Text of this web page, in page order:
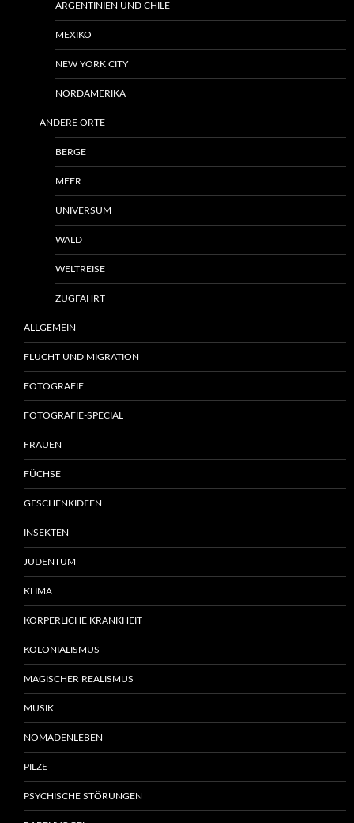
ARGENTINIEN UND CHILE
MEXIKO
NEW YORK CITY
NORDAMERIKA
ANDERE ORTE
BERGE
MEER
UNIVERSUM
WALD
WELTREISE
ZUGFAHRT
ALLGEMEIN
FLUCHT UND MIGRATION
FOTOGRAFIE
FOTOGRAFIE-SPECIAL
FRAUEN
FÜCHSE
GESCHENKIDEEN
INSEKTEN
JUDENTUM
KLIMA
KÖRPERLICHE KRANKHEIT
KOLONIALISMUS
MAGISCHER REALISMUS
MUSIK
NOMADENLEBEN
PILZE
PSYCHISCHE STÖRUNGEN